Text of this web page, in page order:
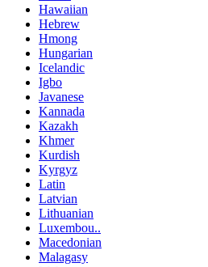
Hawaiian
Hebrew
Hmong
Hungarian
Icelandic
Igbo
Javanese
Kannada
Kazakh
Khmer
Kurdish
Kyrgyz
Latin
Latvian
Lithuanian
Luxembou..
Macedonian
Malagasy